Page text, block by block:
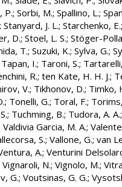
P.; Sorbi, M.; Spallino, L.;
; Stanyard, J. L.; Starchenko, E.
D.; Stoel, L. S.; Stöger-
T.; Suzuki, K.; Sylva, G.;
Tapan, I.; Taroni, S.;
R.; ten Kate, H. H. J.;
V.; Tikhonov, D.; Timko,
; Tonelli, G.; Toral, F.;
; Tuchming, B.; Tudora, A. A.
Valdivia Garcia, M. A.;
S.; Vallone, G.; van
A.; Venturini
Vignaroli, N.; Vignolo, M.;
G.; Voutsinas, G. G.;